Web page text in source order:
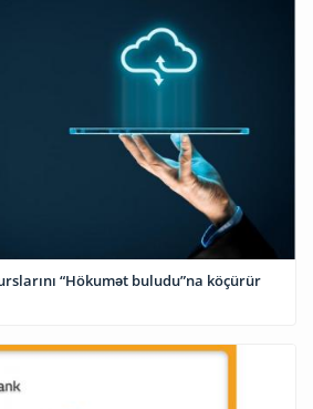
“Hökumət buludu”na köçürür